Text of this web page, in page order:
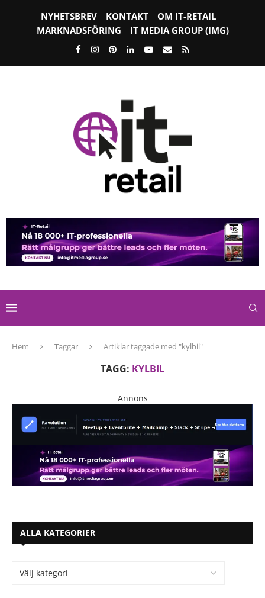
NYHETSBREV KONTAKT
OM IT-RETAIL
MARKNADSFÖRING
IT MEDIA GROUP (IMG)
Hem Taggar Artiklar taggade med "kylbil"
TAGG: KYLBIL
Annons
ALLA KATEGORIER